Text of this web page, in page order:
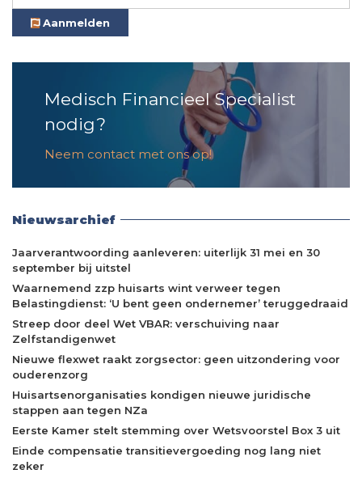
Aanmelden
Medisch Financieel Specialist
nodig?
Neem contact met ons op!
Nieuwsarchief
Jaarverantwoording aanleveren: uiterlijk 31 mei en 30
september bij uitstel
Waarnemend zzp huisarts wint verweer tegen
Belastingdienst: ‘U bent geen ondernemer’ teruggedraaid
Streep door deel Wet VBAR: verschuiving naar
Zelfstandigenwet
Nieuwe flexwet raakt zorgsector: geen uitzondering voor
ouderenzorg
Huisartsenorganisaties kondigen nieuwe juridische
stappen aan tegen NZa
Eerste Kamer stelt stemming over Wetsvoorstel Box 3 uit
Einde compensatie transitievergoeding nog lang niet
zeker